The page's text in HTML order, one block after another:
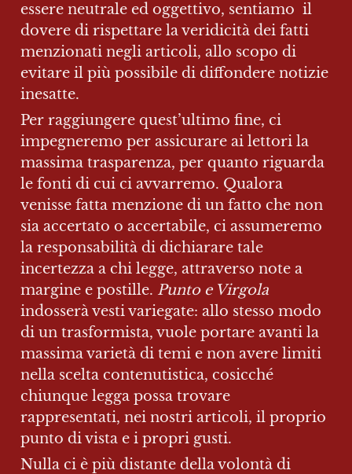
essere neutrale ed oggettivo, sentiamo  il
dovere di rispettare la veridicità dei fatti
menzionati negli articoli, allo scopo di
evitare il più possibile di diffondere notizie
inesatte.
Per raggiungere quest’ultimo fine, ci
impegneremo per assicurare ai lettori la
massima trasparenza, per quanto riguarda
le fonti di cui ci avvarremo. Qualora
venisse fatta menzione di un fatto che non
sia accertato o accertabile, ci assumeremo
la responsabilità di dichiarare tale
incertezza a chi legge, attraverso note a
margine e postille. Punto e Virgola
indosserà vesti variegate: allo stesso modo
di un trasformista, vuole portare avanti la
massima varietà di temi e non avere limiti
nella scelta contenutistica, cosicché
chiunque legga possa trovare
rappresentati, nei nostri articoli, il proprio
punto di vista e i propri gusti.
Nulla ci è più distante della volontà di